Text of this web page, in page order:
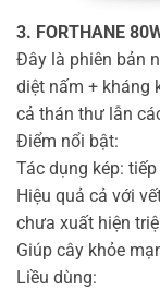
3. FORTHANE
Đây là phiên bản
diệt nấm + kháng
cả thán thư lẫn
Điểm nổi bật:
Tác dụng kép:
Hiệu quả cả với
chưa xuất hiện
Giúp cây khỏe
Liều dùng: